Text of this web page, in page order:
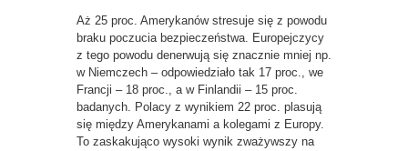
Aż 25 proc. Amerykanów stresuje się z powodu
braku poczucia bezpieczeństwa. Europejczycy
z tego powodu denerwują się znacznie mniej np.
w Niemczech – odpowiedziało tak 17 proc., we
Francji – 18 proc., a w Finlandii – 15 proc.
badanych. Polacy z wynikiem 22 proc. plasują
się między Amerykanami a kolegami z Europy.
To zaskakująco wysoki wynik zważywszy na